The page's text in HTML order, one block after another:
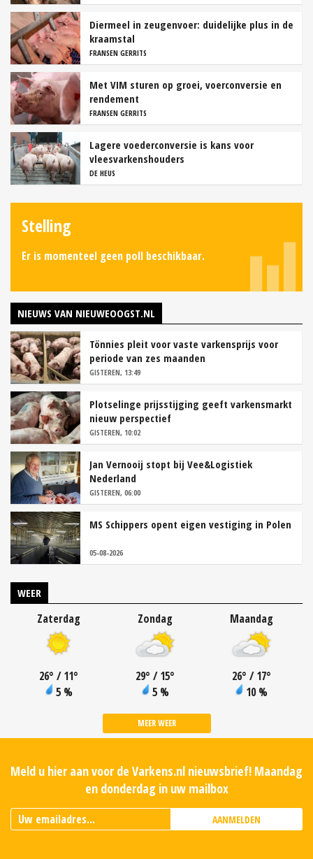
Diermeel in zeugenvoer: duidelijke plus in de
kraamstal
FRANSEN GERRITS
Met VIM sturen op groei, voerconversie en
rendement
FRANSEN GERRITS
Lagere voederconversie is kans voor
vleesvarkenshouders
DE HEUS
Stelling
Er is momenteel geen poll beschikbaar.
NIEUWS VAN NIEUWEOOGST.NL
Tönnies pleit voor vaste varkensprijs voor
periode van zes maanden
GISTEREN, 13:49
Plotselinge prijsstijging geeft varkensmarkt
nieuw perspectief
GISTEREN, 10:02
Jan Vernooij stopt bij Vee&Logistiek
Nederland
GISTEREN, 06:00
MS Schippers opent eigen vestiging in Polen
05-08-2026
WEER
Zaterdag
26° / 11°
5 %
Zondag
29° / 15°
5 %
Maandag
26° / 17°
10 %
MEER WEER
Meld u hier aan voor de Varkens.nl nieuwsbrief! Maandag
en donderdag in uw mailbox
AANMELDEN